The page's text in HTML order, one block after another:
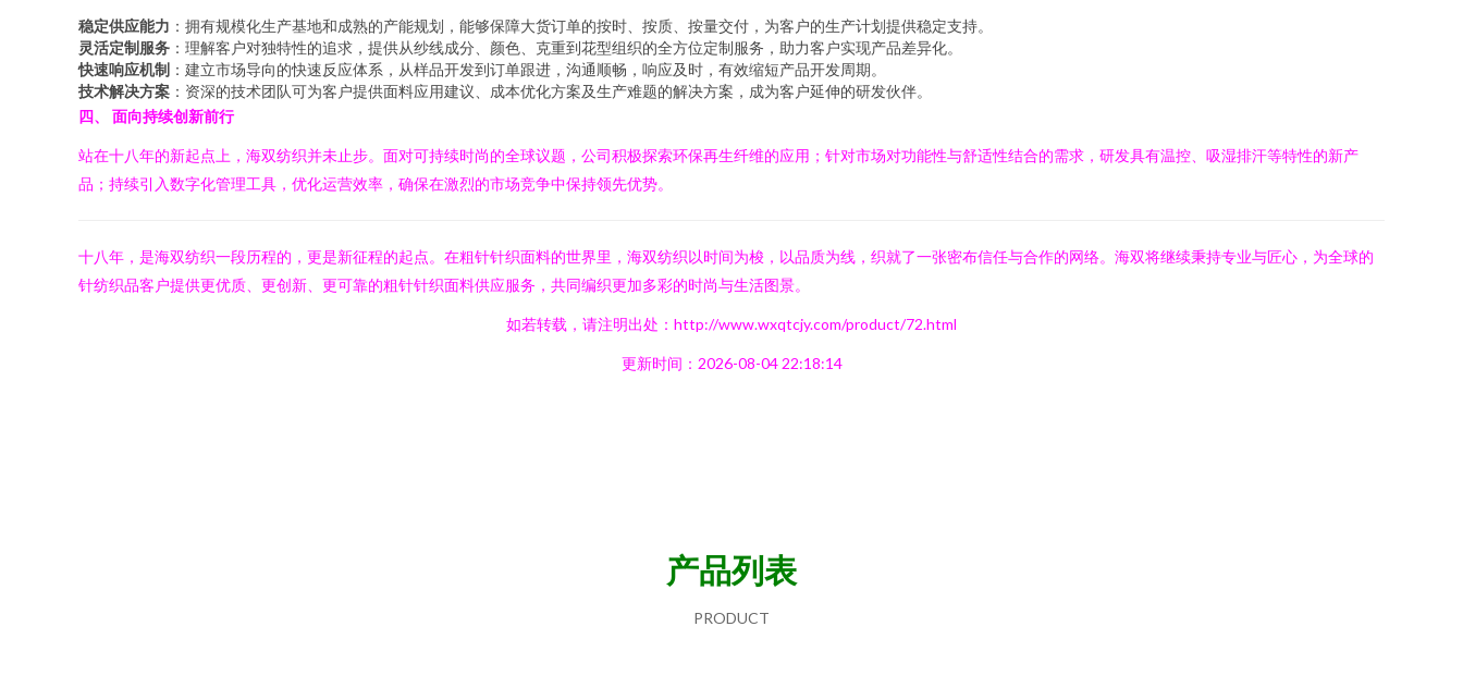
稳定供应能力 ：拥有规模化生产基地和成熟的产能规划，能够保障大货订单的按时、按质、按量交付，为客户的生产计划提供稳定支持。
灵活定制服务 ：理解客户对独特性的追求，提供从纱线成分、颜色、克重到花型组织的全方位定制服务，助力客户实现产品差异化。
快速响应机制 ：建立市场导向的快速反应体系，从样品开发到订单跟进，沟通顺畅，响应及时，有效缩短产品开发周期。
技术解决方案 ：资深的技术团队可为客户提供面料应用建议、成本优化方案及生产难题的解决方案，成为客户延伸的研发伙伴。
四、 面向持续创新前行
站在十八年的新起点上，海双纺织并未止步。面对可持续时尚的全球议题，公司积极探索环保再生纤维的应用；针对市场对功能性与舒适性结合的需求，研发具有温控、吸湿排汗等特性的新产
品；持续引入数字化管理工具，优化运营效率，确保在激烈的市场竞争中保持领先优势。
十八年，是海双纺织一段历程的，更是新征程的起点。在粗针针织面料的世界里，海双纺织以时间为梭，以品质为线，织就了一张密布信任与合作的网络。海双将继续秉持专业与匠心，为全球的
针纺织品客户提供更优质、更创新、更可靠的粗针针织面料供应服务，共同编织更加多彩的时尚与生活图景。
如若转载，请注明出处：http://www.wxqtcjy.com/product/72.html
更新时间：2026-08-04 22:18:14
产品列表
PRODUCT